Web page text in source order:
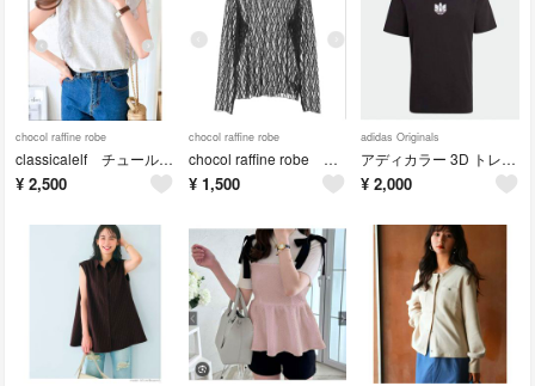
chocol raffine robe
classicalelf チュールドッキングノースリーブトップス
¥ 2,500
chocol raffine robe
chocol raffine robe パネルラインレースカットプルオーバー
¥ 1,500
adidas Originals
アディカラー 3D トレフォイルTシャツ
¥ 2,000